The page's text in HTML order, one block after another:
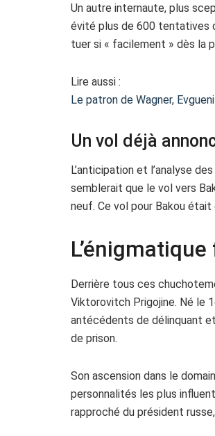
Un autre internaute, plus
évité plus de 600 tentatives
tuer si « facilement » dès la
Lire aussi :
Le patron de Wagner,
Un vol déjà
L’anticipation et l’analyse
semblerait que le vol vers
neuf. Ce vol pour Bakou
Derrière tous ces
Viktorovitch Prigojine. Né le
antécédents de délinquant
de prison.
Son ascension dans le
personnalités les plus
rapproché du président